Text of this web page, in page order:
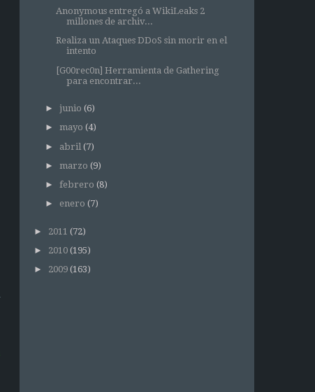
Anonymous entregó a WikiLeaks 2
millones de archiv...
Realiza un Ataques DDoS sin morir en el
intento
[G00rec0n] Herramienta de Gathering
para encontrar...
► junio (6)
► mayo (4)
► abril (7)
► marzo (9)
► febrero (8)
► enero (7)
► 2011 (72)
► 2010 (195)
► 2009 (163)